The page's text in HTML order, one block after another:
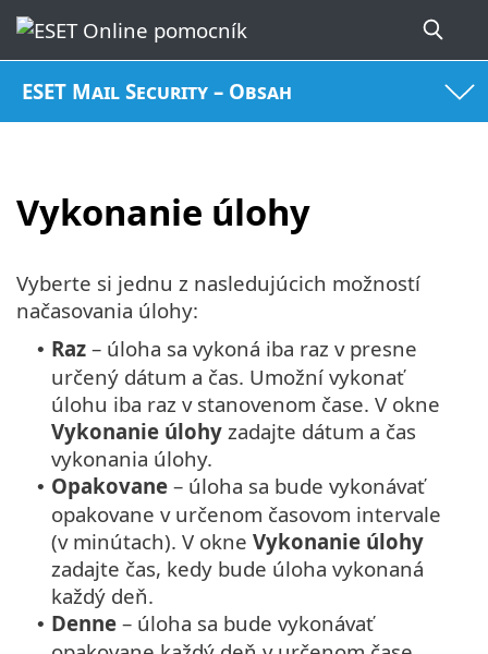
ESET Mail Security – Obsah
Vykonanie úlohy
Vyberte si jednu z nasledujúcich možností
načasovania úlohy:
• Raz – úloha sa vykoná iba raz v presne
určený dátum a čas. Umožní vykonať
úlohu iba raz v stanovenom čase. V okne
Vykonanie úlohy zadajte dátum a čas
vykonania úlohy.
• Opakovane – úloha sa bude vykonávať
opakovane v určenom časovom intervale
(v minútach). V okne Vykonanie úlohy
zadajte čas, kedy bude úloha vykonaná
každý deň.
• Denne – úloha sa bude vykonávať